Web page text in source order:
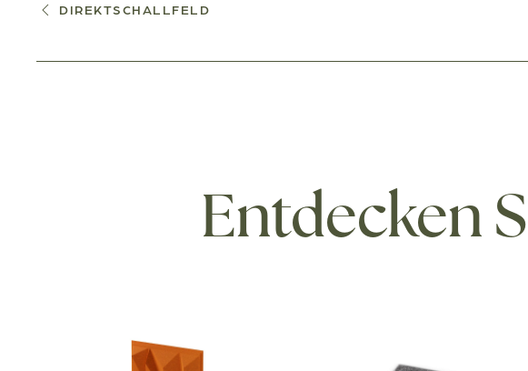
DIREKTSCHALLFELD
Entdecken